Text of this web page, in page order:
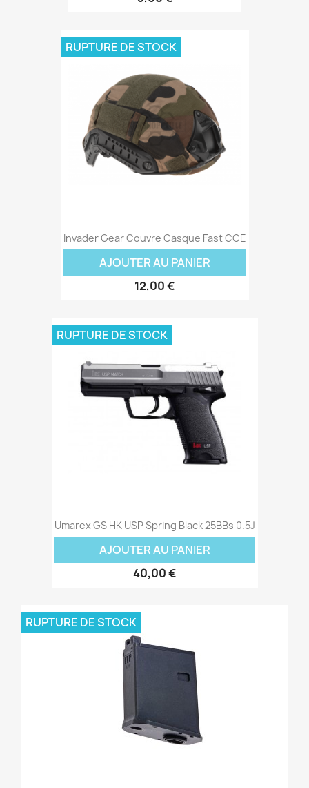
Invader Gear Couvre Casque Fast CCE
AJOUTER AU PANIER
12,00 €
RUPTURE DE STOCK
Umarex GS HK USP Spring Black 25BBs 0.5J
AJOUTER AU PANIER
40,00 €
RUPTURE DE STOCK
RUPTURE DE STOCK